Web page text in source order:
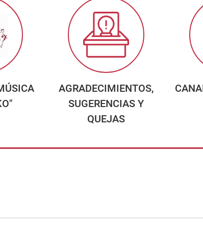
AGRADECIMIENTOS,
SUGERENCIAS Y
QUEJAS